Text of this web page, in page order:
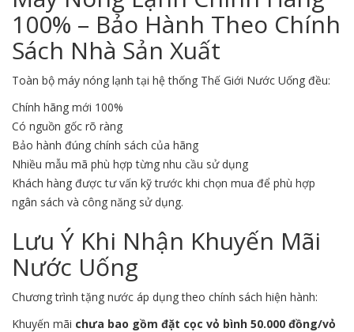
100% – Bảo Hành Theo Chính
Sách Nhà Sản Xuất
Toàn bộ máy nóng lạnh tại hệ thống Thế Giới Nước Uống đều:
Chính hãng mới 100%
Có nguồn gốc rõ ràng
Bảo hành đúng chính sách của hãng
Nhiều mẫu mã phù hợp từng nhu cầu sử dụng
Khách hàng được tư vấn kỹ trước khi chọn mua để phù hợp
ngân sách và công năng sử dụng.
Lưu Ý Khi Nhận Khuyến Mãi
Nước Uống
Chương trình tặng nước áp dụng theo chính sách hiện hành:
Khuyến mãi chưa bao gồm đặt cọc vỏ bình 50.000 đồng/vỏ